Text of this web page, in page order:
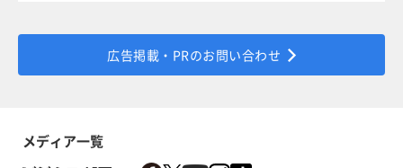
広告掲載・PRのお問い合わせ
メディア一覧